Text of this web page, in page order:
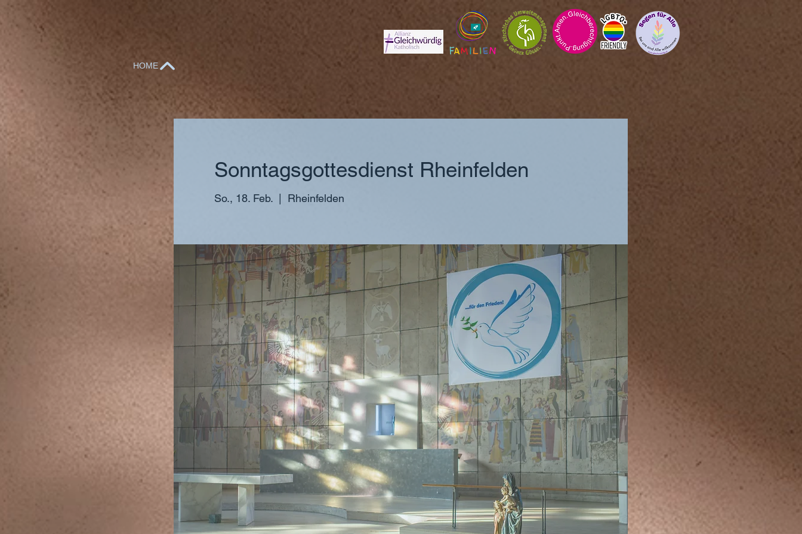
HOME
Sonntagsgottesdienst Rheinfelden
So., 18. Feb. Rheinfelden